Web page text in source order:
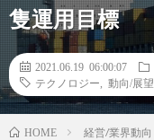
隻運用目標
2021.06.19 06:00:07
テクノロジー
動向/展望
HOME 経営/業界動向